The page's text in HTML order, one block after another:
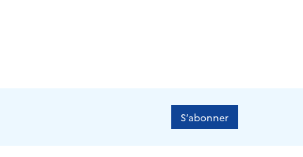
S’abonner